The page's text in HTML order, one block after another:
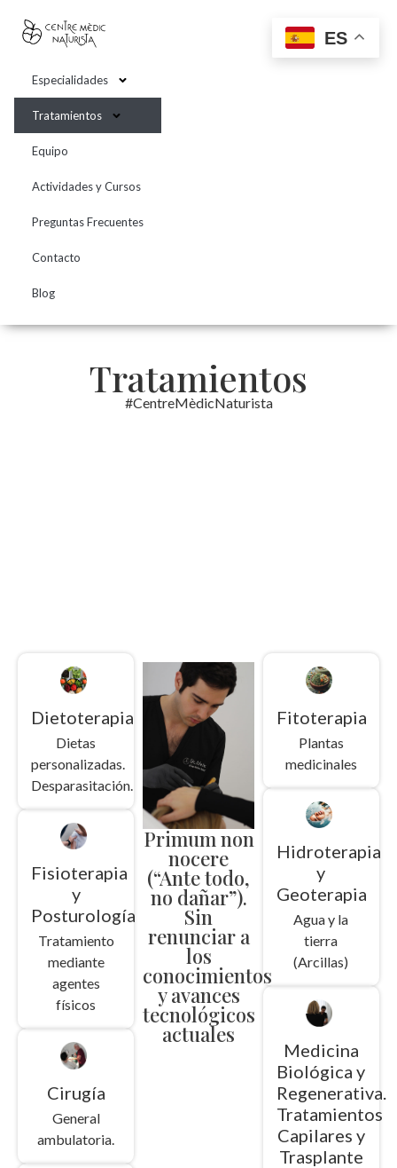
Especialidades
Tratamientos
Equipo
Actividades y Cursos
Preguntas Frecuentes
Contacto
Blog
Tratamientos
#CentreMèdicNaturista
Dietoterapia
Dietas
personalizadas.
Desparasitación.
Fisioterapia
y
Posturología
Tratamiento
mediante
agentes
físicos
Cirugía
General
ambulatoria.
Primum non
nocere
(“Ante todo,
no dañar”).
Sin
renunciar a
los
conocimientos
y avances
tecnológicos
actuales
Fitoterapia
Plantas
medicinales
Hidroterapia
y
Geoterapia
Agua y la
tierra
(Arcillas)
Medicina
Biológica y
Regenerativa.
Tratamientos
Capilares y
Trasplante
ES